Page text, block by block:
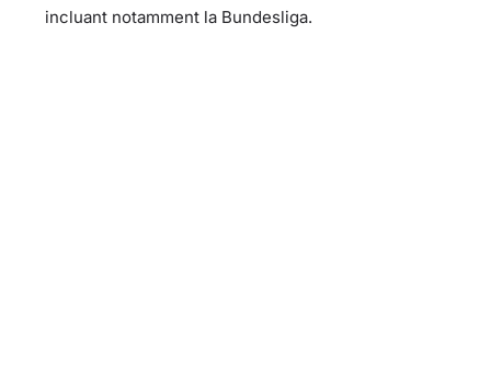
incluant notamment la Bundesliga.